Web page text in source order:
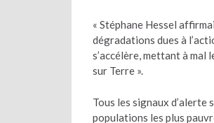
« Stéphane Hessel
dégradations dues à
s’accélère, mettant à
sur Terre ».
Tous les signaux
populations les plus